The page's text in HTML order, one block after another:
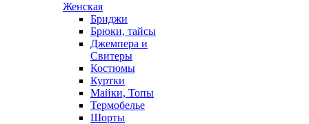
Женская
Бриджи
Брюки, тайсы
Джемпера и
Свитеры
Костюмы
Куртки
Майки, Топы
Термобелье
Шорты